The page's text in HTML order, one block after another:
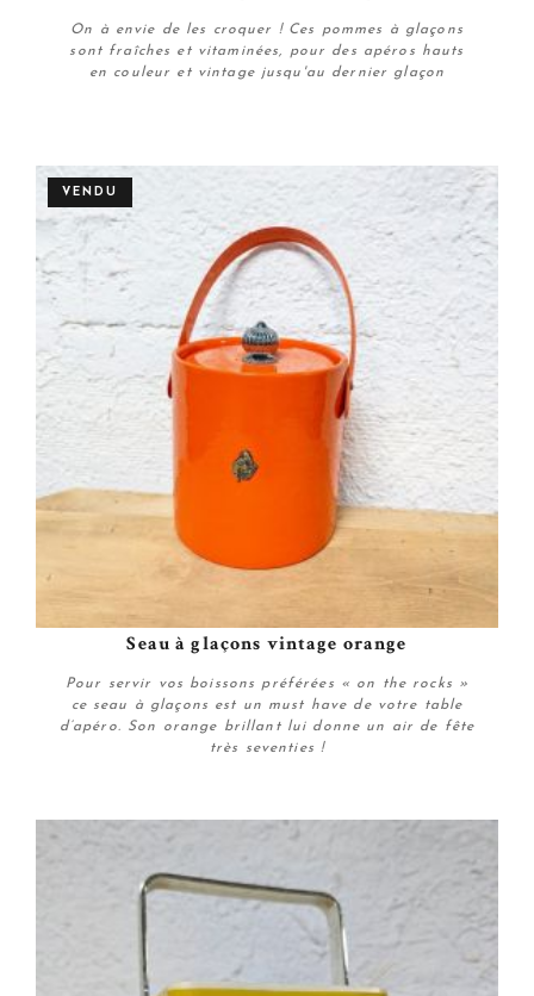
Personnaliser
On à envie de les croquer ! Ces pommes à glaçons
sont fraîches et vitaminées, pour des apéros hauts
en couleur et vintage jusqu'au dernier glaçon
Plus de détails
VENDU
Seau à glaçons vintage orange
Pour servir vos boissons préférées « on the rocks »
ce seau à glaçons est un must have de votre table
d’apéro. Son orange brillant lui donne un air de fête
très seventies !